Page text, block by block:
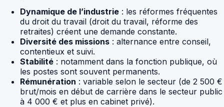
Dynamique de l’industrie : les réformes fréquentes
du droit du travail (droit du travail, réforme des
retraites) créent une demande constante.
Diversité des missions : alternance entre conseil,
contentieux et suivi.
Stabilité : notamment dans la fonction publique, où
les postes sont souvent permanents.
Rémunération : variable selon le secteur (de 2 500 €
brut/mois en début de carrière dans le secteur public
à 4 000 € et plus en cabinet privé).